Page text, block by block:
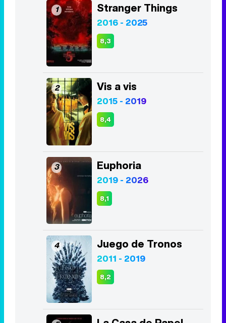
9 Netflix pone fecha a 'Monster: The
Lizzie Borden Story' y muestra sus
primeras imágenes
10El cambio radical de Tatiana Delgado:
así es ahora la concursante de
'Supervivientes 2011'
Top Series
1 Stranger Things
8,3
2 Vis a vis
8,4
3 Euphoria
8,1